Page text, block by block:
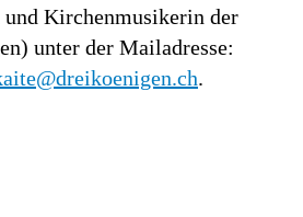
Kirchenmusikerin der
unter der Mailadresse:
.